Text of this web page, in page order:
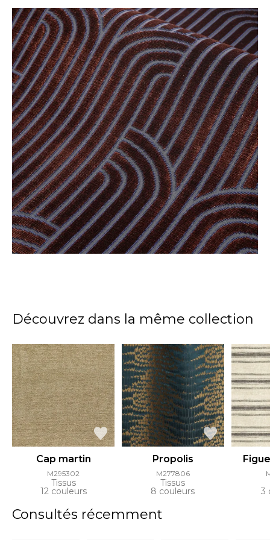
Découvrez dans la même collection
Cap martin
M295302
Tissus
12 couleurs
Propolis
M277806
Tissus
8 couleurs 3
Consultés récemment